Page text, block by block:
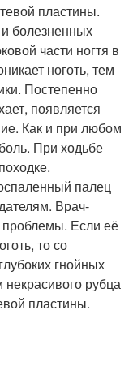
пластины.
болезненных
части ногтя в
ноготь, тем
Постепенно
появляется
Как и при любом
При ходьбе
палец
Врач-
проблемы. Если её
то со
гнойных
рубца
пластины.